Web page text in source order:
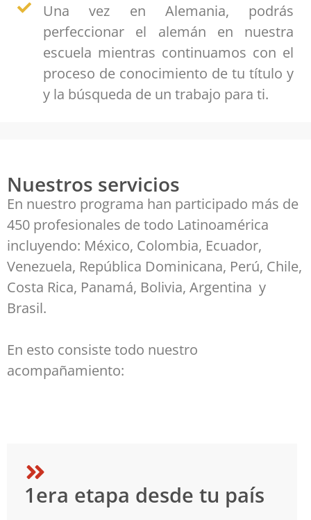
Una vez en Alemania, podrás
perfeccionar el alemán en nuestra
escuela mientras continuamos con el
proceso de conocimiento de tu título y
y la búsqueda de un trabajo para ti.
Nuestros servicios
En nuestro programa han participado más de
450 profesionales de todo Latinoamérica
incluyendo: México, Colombia, Ecuador,
Venezuela, República Dominicana, Perú, Chile,
Costa Rica, Panamá, Bolivia, Argentina y
Brasil.
En esto consiste todo nuestro
acompañamiento:
1era etapa desde tu país